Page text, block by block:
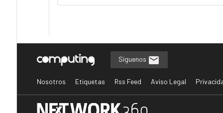
Síguenos
Nosotros Etiquetas Rss Feed Aviso Legal